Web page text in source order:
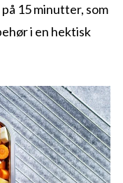
15 minutter, som
i en hektisk